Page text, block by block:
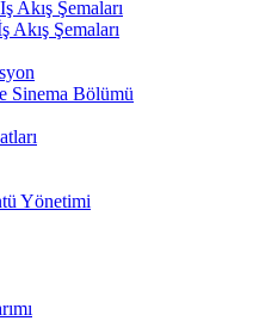
Akış Şemaları
Akış Şemaları
Sinema Bölümü
Yönetimi